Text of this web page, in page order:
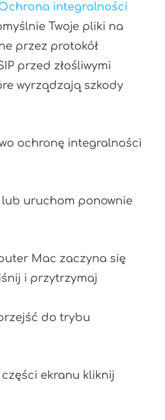
integralności
Twoje pliki na
przez protokół
przed złośliwymi
wyrządzają szkody
ochronę integralności
lub uruchom ponownie
Mac zaczyna się
i przytrzymaj
do trybu
części ekranu kliknij